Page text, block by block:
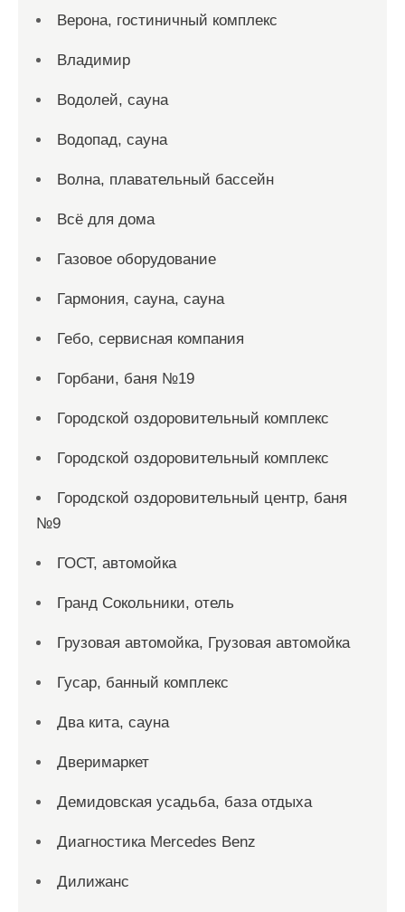
Верона, гостиничный комплекс
Владимир
Водолей, сауна
Водопад, сауна
Волна, плавательный бассейн
Всё для дома
Газовое оборудование
Гармония, сауна, сауна
Гебо, сервисная компания
Горбани, баня №19
Городской оздоровительный комплекс
Городской оздоровительный комплекс
Городской оздоровительный центр, баня
№9
ГОСТ, автомойка
Гранд Сокольники, отель
Грузовая автомойка, Грузовая автомойка
Гусар, банный комплекс
Два кита, сауна
Дверимаркет
Демидовская усадьба, база отдыха
Диагностика Mercedes Benz
Дилижанс